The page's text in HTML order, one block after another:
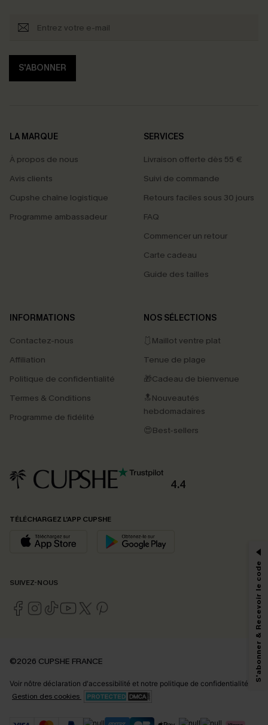
S'ABONNER
LA MARQUE
À propos de nous
Avis clients
Cupshe chaîne logistique
Programme ambassadeur
SERVICES
Livraison offerte dès 55 €
Suivi de commande
Retours faciles sous 30 jours
FAQ
Commencer un retour
Carte cadeau
Guide des tailles
INFORMATIONS
Contactez-nous
Affiliation
Politique de confidentialité
Termes & Conditions
Programme de fidélité
NOS SÉLECTIONS
🩱Maillot ventre plat
Tenue de plage
🎁Cadeau de bienvenue
🔝Nouveautés
hebdomadaires
😍Best-sellers
4.4
TÉLÉCHARGEZ L’APP CUPSHE
SUIVEZ-NOUS
©2026 CUPSHE FRANCE
Voir nôtre déclaration d'accessibilité et notre politique de confidentialité.
Gestion des cookies
PROFITEZ DE -15%
-15% dès 2 Achetés par E-mail
En soumettant votre adresse e-mail, vous acceptez de recevoir des e-mails
marketing (y compris du contenu généré par l'IA) de Cupshe et
personnaliser nos contenus et nos offres, et de vous recommander des
Politique de
confidentialité. Vous pouvez vous désabonner à tout moment.
S'abonner & Recevoir le code